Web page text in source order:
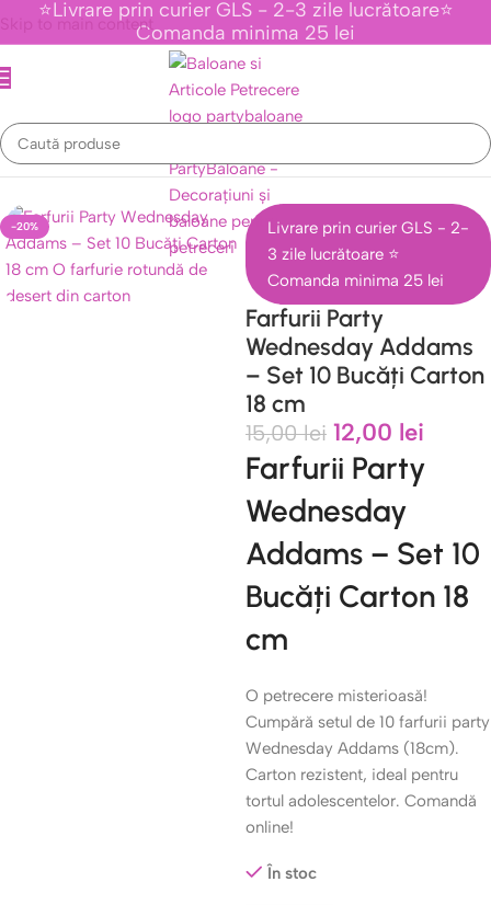
Skip to main content
⭐Livrare prin curier GLS - 2-3 zile lucrătoare⭐
Comanda minima 25 lei
Tematice Personaje Din Desene Animate/Colectia Wednesday
-20%
Livrare prin curier GLS - 2-
3 zile lucrătoare ⭐
Comanda minima 25 lei
Farfurii Party
Wednesday Addams
– Set 10 Bucăți Carton
18 cm
15,00lei 12,00 lei
Farfurii Party
Wednesday
Addams – Set 10
Bucăți Carton 18
cm
O petrecere misterioasă!
Cumpără setul de 10 farfurii party
Wednesday Addams (18cm).
Carton rezistent, ideal pentru
tortul adolescentelor. Comandă
online!
În stoc